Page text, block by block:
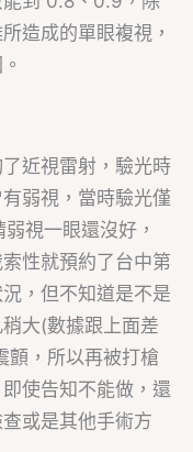
造成的單眼複視，
近視雷射，驗光時
弱視，當時驗光僅
視一眼還沒好，
性就預約了台中第
，但不知道是不是
大(數據跟上面差
顫，所以再被打槍
使告知不能做，還
或是其他手術方